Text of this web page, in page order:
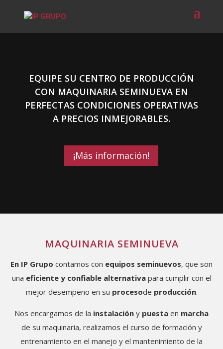
EQUIPE SU CENTRO DE PRODUCCIÓN
CON MAQUINARIA SEMINUEVA EN
PERFECTAS CONDICIONES OPERATIVAS
A PRECIOS INMEJORABLES.
¡Más información!
MAQUINARIA SEMINUEVA
En IP Grupo contamos con equipos seminuevos, que son
una eficiente y confiable alternativa para cumplir con el
mejor desempeño en su procesode producción.
Nos encargamos de la instalación y puesta en marcha
de su maquinaria, realizamos el curso de formación y
entrenamiento en el manejo y el mantenimiento de la